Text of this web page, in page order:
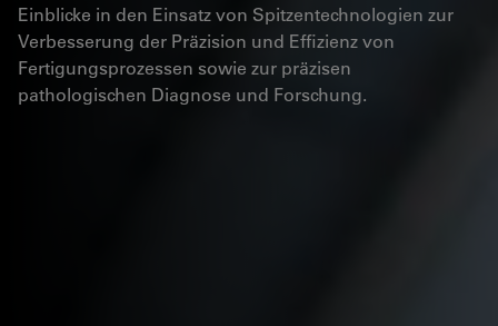
Einblicke in den Einsatz von Spitzentechnologien zur
Verbesserung der Präzision und Effizienz von
Fertigungsprozessen sowie zur präzisen
pathologischen Diagnose und Forschung.